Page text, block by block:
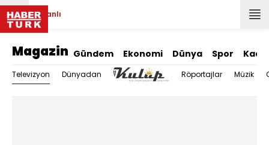
Canlı
Magazin Gündem Ekonomi Dünya Spor
Televizyon Dünyadan Röportajlar Müzik